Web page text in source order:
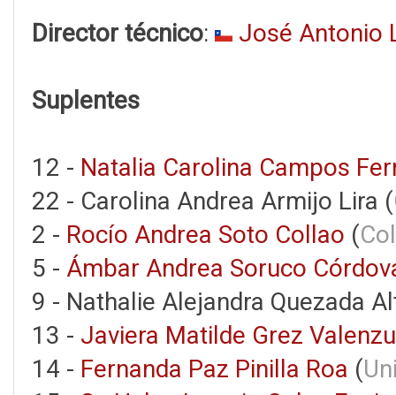
Director técnico: José Antonio
Suplentes
12 - Natalia Carolina Campos
22 - Carolina Andrea Armijo Lira (
2 - Rocío Andrea Soto Collao (
5 - Ámbar Andrea Soruco
9 - Nathalie Alejandra Quezada
13 - Javiera Matilde Grez
14 - Fernanda Paz Pinilla Roa (